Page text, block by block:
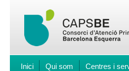
Inici Qui som Centres i